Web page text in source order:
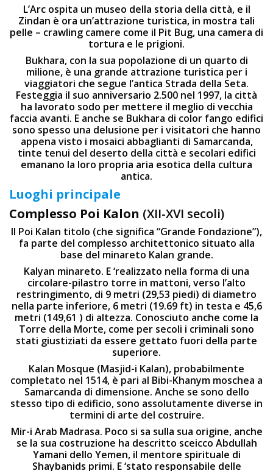
L’Arc ospita un museo della storia della città, e il
Zindan è ora un’attrazione turistica, in mostra tali
pelle – crawling camere come il Pit Bug, una camera di
tortura e le prigioni.
Bukhara, con la sua popolazione di un quarto di
milione, è una grande attrazione turistica per i
viaggiatori che segue l’antica Strada della Seta.
Festeggia il suo anniversario 2.500 nel 1997, la città
ha lavorato sodo per mettere il meglio di vecchia
faccia avanti. E anche se Bukhara di color fango edifici
sono spesso una delusione per i visitatori che hanno
appena visto i mosaici abbaglianti di Samarcanda,
tinte tenui del deserto della città e secolari edifici
emanano la loro propria aria esotica della cultura
antica.
Luoghi principale
Complesso Pоi Kаlоn (XII-XVI secoli)
Il Poi Kalan titolo (che significa “Grande Fondazione”),
fa parte del complesso architettonico situato alla
base del minareto Kalan grande.
Kalyan minareto. E ‘realizzato nella forma di una
circolare-pilastro torre in mattoni, verso l’alto
restringimento, di 9 metri (29,53 piedi) di diametro
nella parte inferiore, 6 metri (19.69 ft) in testa e 45,6
metri (149,61 ) di altezza. Conosciuto anche come la
Torre della Morte, come per secoli i criminali sono
stati giustiziati da essere gettato fuori della parte
superiore.
Kalan Mosque (Masjid-i Kalan), probabilmente
completato nel 1514, è pari al Bibi-Khanym moschea a
Samarcanda di dimensione. Anche se sono dello
stesso tipo di edificio, sono assolutamente diverse in
termini di arte del costruire.
Mir-i Arab Madrasa. Poco si sa sulla sua origine, anche
se la sua costruzione ha descritto sceicco Abdullah
Yamani dello Yemen, il mentore spirituale di
Shaybanids primi. E ‘stato responsabile delle